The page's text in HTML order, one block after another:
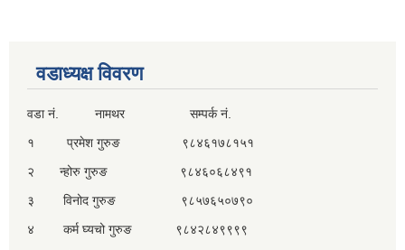
वडाध्यक्ष विवरण
वडा नं. नामथर सम्पर्क नं.
१ प्रमेश गुरुङ ९८४६१७८१५१
२ न्होरु गुरुङ ९८४६०६८४९१
३ विनोद गुरुङ ९८५७६५०७९०
४ कर्म घ्यचो गुरुङ ९८४२८४९९९९